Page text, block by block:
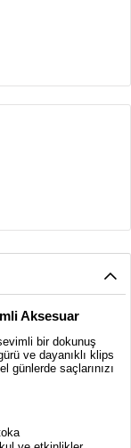
Aksesuar
bir dokunuş
ve dayanıklı klips
günlerde saçlarınızı